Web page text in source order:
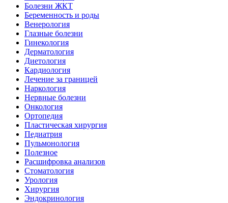
Болезни ЖКТ
Беременность и роды
Венерология
Глазные болезни
Гинекология
Дерматология
Диетология
Кардиология
Лечение за границей
Наркология
Нервные болезни
Онкология
Ортопедия
Пластическая хирургия
Педиатрия
Пульмонология
Полезное
Расшифровка анализов
Стоматология
Урология
Хирургия
Эндокринология